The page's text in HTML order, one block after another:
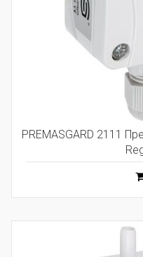
PREMASGARD 2111